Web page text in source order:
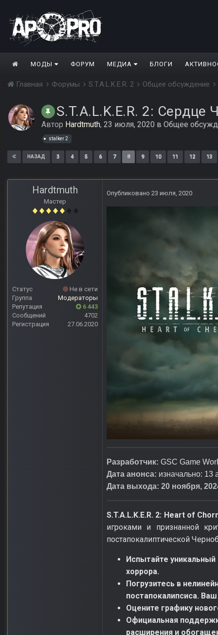
МОДЫ ФОРУМ МЕДИА БЛОГИ
Главная Форумы S.T.A.L.K.E.R. 2 Общее обсуждение
S.T.A.L.K.E.R. 2: Сердце
Автор Hardtmuth, 23 июля, 2020 в Общее
stalker 2
НАЗАД 3 4 5 6 7 8 9 10 11 12 13
Hardtmuth
Мастер
Статус
Не в сети
Группа
Модераторы
Репутация
6 443
Сообщений
4702
Регистрация
27.06.2020
Опубликовано 23 июля, 2020
Разработчик: GSC Game
Дата анонса: изначально: 13
Дата выхода: 20 ноября,
S.T.A.L.K.E.R. 2: Heart of
игроками и признанной
постапокалиптической
Испытайте
хоррора.
Погрузитесь в
постапокалипсиса.
Оцените графику
Официальная
расширения и